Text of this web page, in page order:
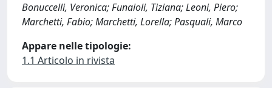
Bonuccelli, Veronica; Funaioli, Tiziana; Leoni, Piero;
Marchetti, Fabio; Marchetti, Lorella; Pasquali, Marco
Appare nelle tipologie:
1.1 Articolo in rivista